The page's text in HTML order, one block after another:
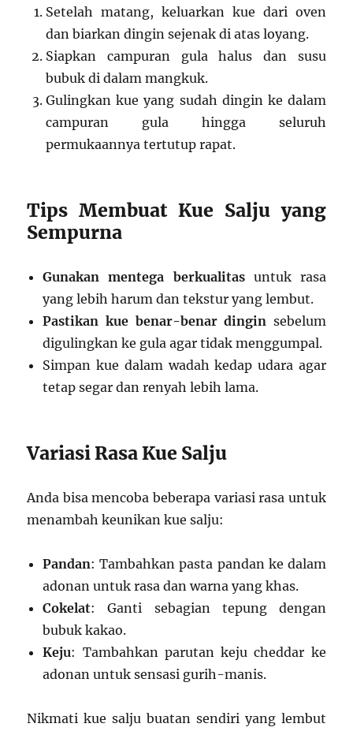
Setelah matang, keluarkan kue dari oven
dan biarkan dingin sejenak di atas loyang.
Siapkan campuran gula halus dan susu
bubuk di dalam mangkuk.
Gulingkan kue yang sudah dingin ke dalam
campuran gula hingga seluruh
permukaannya tertutup rapat.
Tips Membuat Kue Salju yang
Sempurna
Gunakan mentega berkualitasuntuk rasa
yang lebih harum dan tekstur yang lembut.
Pastikan kue benar-benar dingin sebelum
digulingkan ke gula agar tidak menggumpal.
Simpan kue dalam wadah kedap udara agar
tetap segar dan renyah lebih lama.
Variasi Rasa Kue Salju
Anda bisa mencoba beberapa variasi rasa untuk
menambah keunikan kue salju:
Pandan: Tambahkan pasta pandan ke dalam
adonan untuk rasa dan warna yang khas.
Cokelat: Ganti sebagian tepung dengan
bubuk kakao.
Keju: Tambahkan parutan keju cheddar ke
adonan untuk sensasi gurih-manis.
Nikmati kue salju buatan sendiri yang lembut